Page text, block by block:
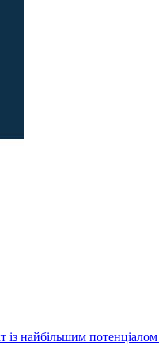
із найбільшим